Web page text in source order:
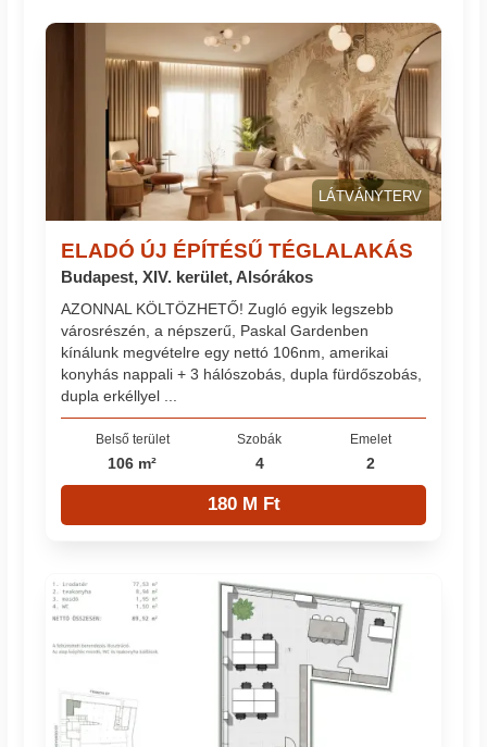
LÁTVÁNYTERV
ELADÓ ÚJ ÉPÍTÉSŰ TÉGLALAKÁS
Budapest, XIV. kerület, Alsórákos
AZONNAL KÖLTÖZHETŐ! Zugló egyik legszebb
városrészén, a népszerű, Paskal Gardenben
kínálunk megvételre egy nettó 106nm, amerikai
konyhás nappali + 3 hálószobás, dupla fürdőszobás,
dupla erkéllyel ...
Belső terület
106 m²
Szobák
4
Emelet
2
180 M Ft